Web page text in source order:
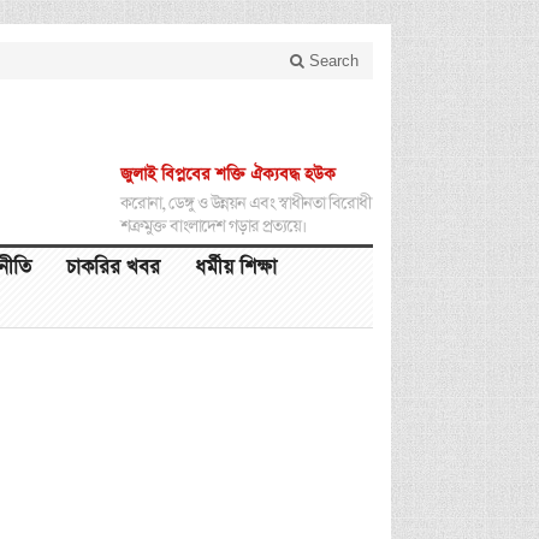
Search
জুলাই বিপ্লবের শক্তি ঐক্যবদ্ধ হউক
করোনা, ডেঙ্গু ও উন্নয়ন এবং স্বাধীনতা বিরোধী
শত্রুমুক্ত বাংলাদেশ গড়ার প্রত্যয়ে।
চাকরির খবর ধর্মীয় শিক্ষা